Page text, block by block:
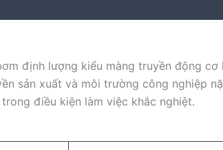
định lượng kiểu màng truyền động
sản xuất và môi trường công nghiệp
điều kiện làm việc khắc nghiệt.